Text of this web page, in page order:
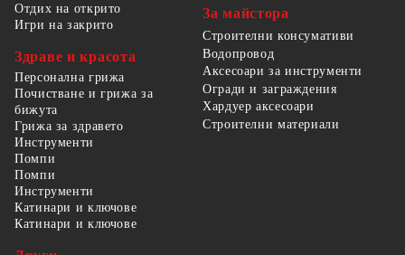
Отдих на открито
Игри на закрито
Здраве и красота
Персонална грижа
Почистване и грижа за
бижута
Грижа за здравето
За майстора
Строителни консумативи
Водопровод
Аксесоари за инструменти
Огради и заграждения
Хардуер аксесоари
Строителни материали
Инструменти
Помпи
Помпи
Инструменти
Катинари и ключове
Катинари и ключове